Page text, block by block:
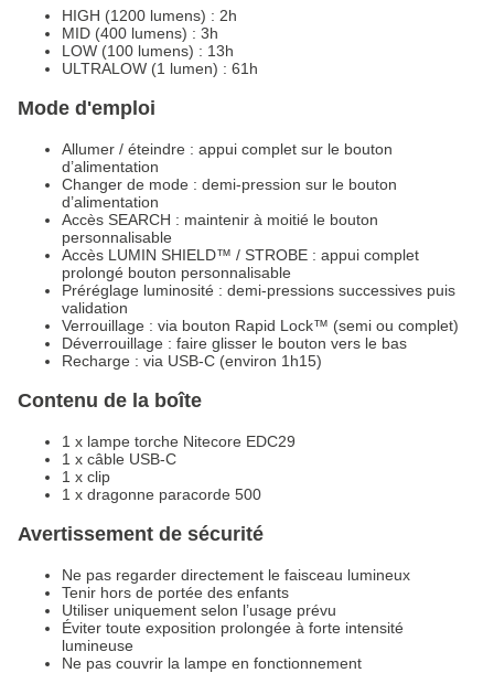
HIGH (1200 lumens) : 2h
MID (400 lumens) : 3h
LOW (100 lumens) : 13h
ULTRALOW (1 lumen) : 61h
Mode d'emploi
Allumer / éteindre : appui complet sur le bouton
d’alimentation
Changer de mode : demi-pression sur le bouton
d’alimentation
Accès SEARCH : maintenir à moitié le bouton
personnalisable
Accès LUMIN SHIELD™ / STROBE : appui complet
prolongé bouton personnalisable
Préréglage luminosité : demi-pressions successives puis
validation
Verrouillage : via bouton Rapid Lock™ (semi ou complet)
Déverrouillage : faire glisser le bouton vers le bas
Recharge : via USB-C (environ 1h15)
Contenu de la boîte
1 x lampe torche Nitecore EDC29
1 x câble USB-C
1 x clip
1 x dragonne paracorde 500
Avertissement de sécurité
Ne pas regarder directement le faisceau lumineux
Tenir hors de portée des enfants
Utiliser uniquement selon l’usage prévu
Éviter toute exposition prolongée à forte intensité
lumineuse
Ne pas couvrir la lampe en fonctionnement